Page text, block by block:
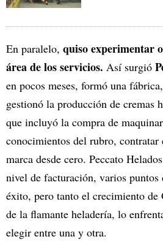
En paralelo, quiso experimentar
área de los servicios. Así surgió
en pocos meses, formó una
gestionó la producción de cremas
que incluyó la compra de
conocimientos del rubro, contratar
marca desde cero. Peccato
nivel de facturación, varios puntos
éxito, pero tanto el crecimiento
de la flamante heladería, lo
elegir entre una y otra.